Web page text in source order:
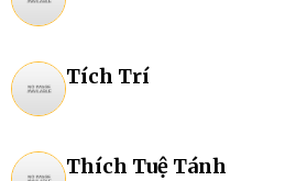
Tích Trí
Thích Tuệ Tánh